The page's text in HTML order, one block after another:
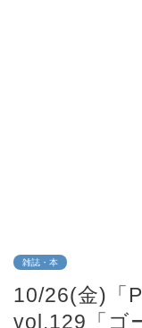
雑誌・本
10/26(金)「
vol.129「ゴ